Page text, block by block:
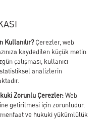
Kullanılır?Çerezler, web
kaydedilen küçük metin
çalışması, kullanıcı
analizlerin
Zorunlu Çerezler:Web
getirilmesi için zorunludur.
ve hukuki yükümlülük